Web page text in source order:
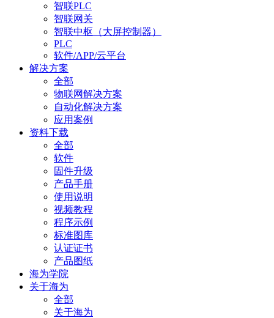
智联PLC
智联网关
智联中枢（大屏控制器）
PLC
软件/APP/云平台
解决方案
全部
物联网解决方案
自动化解决方案
应用案例
资料下载
全部
软件
固件升级
产品手册
使用说明
视频教程
程序示例
标准图库
认证证书
产品图纸
海为学院
关于海为
全部
关于海为